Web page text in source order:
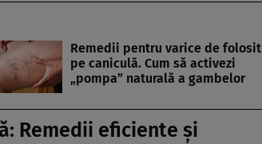
Remedii pentru varice de folosit
pe caniculă. Cum să activezi
„pompa” naturală a gambelor
Remedii eficiente și